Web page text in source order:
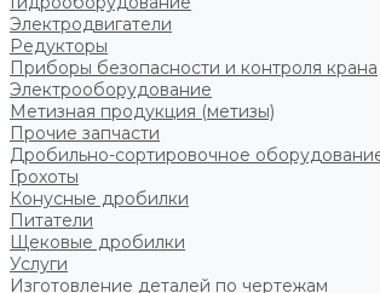
Электродвигатели
Редукторы
Приборы безопасности и контроля крана
Электрооборудование
Метизная продукция (метизы)
Прочие запчасти
Дробильно-сортировочное
Грохоты
Конусные дробилки
Питатели
Щековые дробилки
Услуги
Изготовление деталей по чертежам